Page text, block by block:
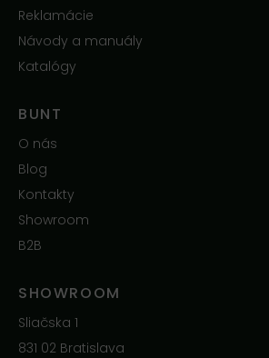
Reklamácie
Návody a manuály
Katalógy
BUNT
O nás
Blog
Kontakty
Showroom
B2B
SHOWROOM
Sliačska 1
831 02 Bratislava